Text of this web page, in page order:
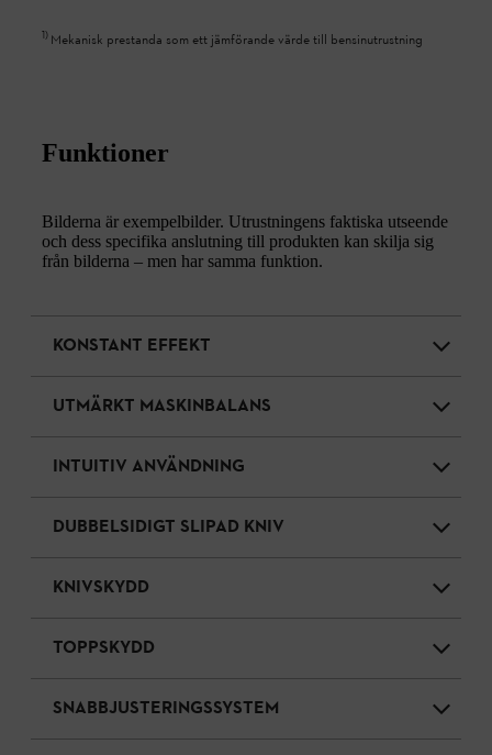
1) Mekanisk prestanda som ett jämförande värde till bensinutrustning
Funktioner
Bilderna är exempelbilder. Utrustningens faktiska utseende
och dess specifika anslutning till produkten kan skilja sig
från bilderna – men har samma funktion.
KONSTANT EFFEKT
UTMÄRKT MASKINBALANS
INTUITIV ANVÄNDNING
DUBBELSIDIGT SLIPAD KNIV
KNIVSKYDD
TOPPSKYDD
SNABBJUSTERINGSSYSTEM